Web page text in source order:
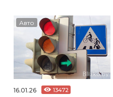
Авто
16.01.26 13472